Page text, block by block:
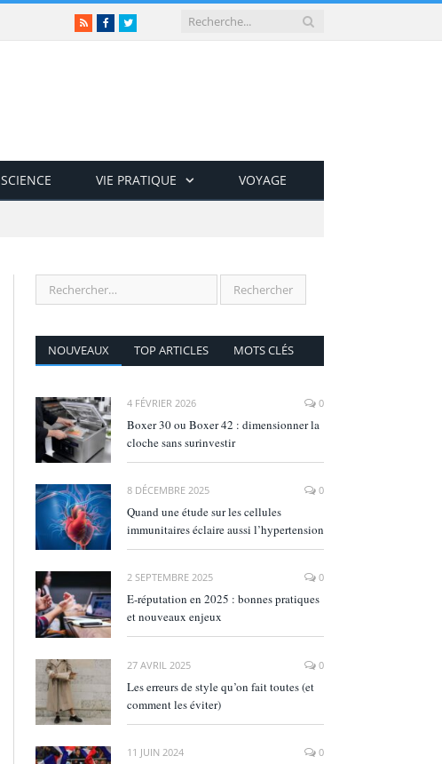
RSSFacebookTwitter
SCIENCE VIE PRATIQUE VOYAGE
NOUVEAUX TOP ARTICLES MOTS CLÉS
4 FÉVRIER 2026 0
Boxer 30 ou Boxer 42 : dimensionner la
cloche sans surinvestir
8 DÉCEMBRE 2025 0
Quand une étude sur les cellules
immunitaires éclaire aussi l’hypertension
2 SEPTEMBRE 2025 0
E‑réputation en 2025 : bonnes pratiques
et nouveaux enjeux
27 AVRIL 2025 0
Les erreurs de style qu’on fait toutes (et
comment les éviter)
11 JUIN 2024 0